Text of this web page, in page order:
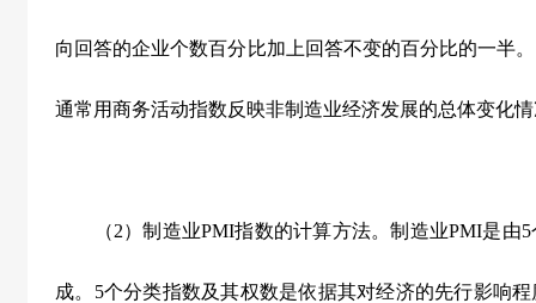
向回答的企业个数百分比加上回答不变的百分比的一半
通常用商务活动指数反映非制造业经济发展的总体变化
（2）制造业PMI指数的计算方法。制造业PMI是由5
成。 5个分类指数及其权数是依据其对经济的先行影响